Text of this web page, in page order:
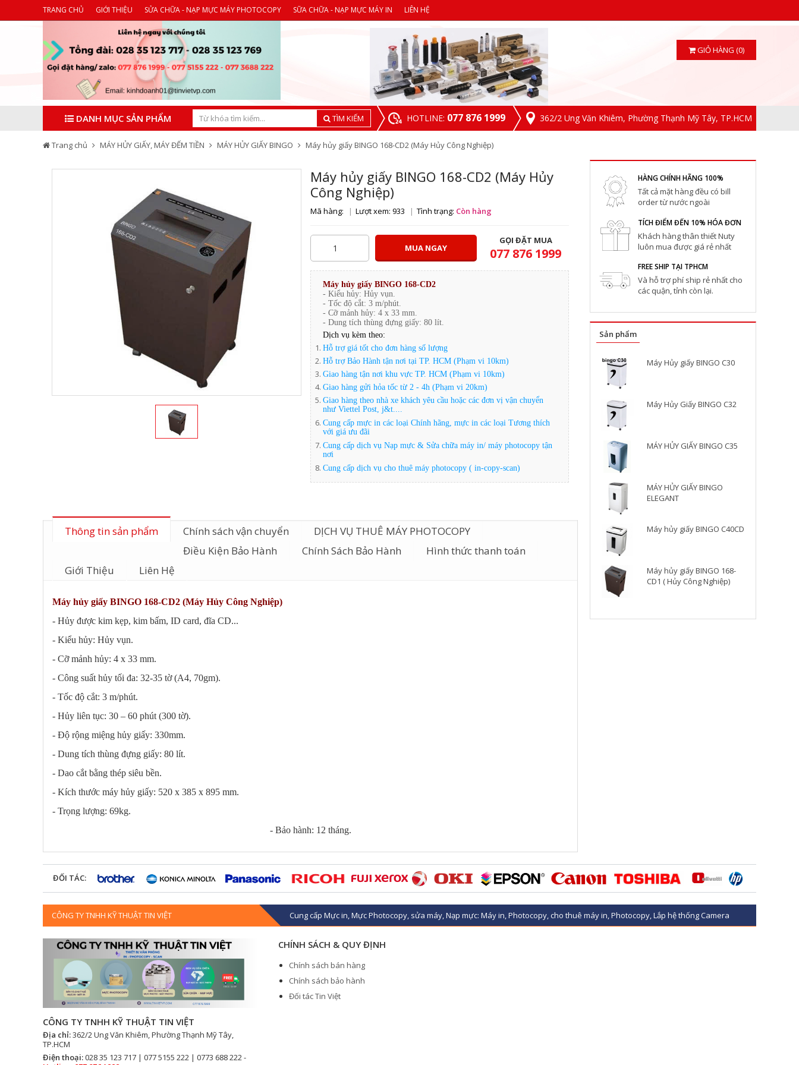
TRANG CHỦ GIỚI THIỆU SỬA CHỮA - NẠP MỰC MÁY PHOTOCOPY SỮA CHỮA - NẠP MỰC MÁY IN LIÊN HỆ
GIỎ HÀNG (0)
DANH MỤC SẢN PHẨM TÌM KIẾM HOTLINE: 077 876 1999 362/2 Ung Văn Khiêm, Phường Thạnh Mỹ Tây, TP.HCM
Trang chủ MÁY HỦY GIẤY, MÁY ĐẾM TIỀN MÁY HỦY GIẤY BINGO Máy hủy giấy BINGO 168-CD2 (Máy Hủy Công Nghiệp)
Máy hủy giấy BINGO 168-CD2 (Máy Hủy
Công Nghiệp)
Mã hàng: Lượt xem: 933 Tình trạng: Còn hàng
MUA NGAY
GỌI ĐẶT MUA
077 876 1999
Máy hủy giấy BINGO 168-CD2
- Kiểu hủy: Hủy vụn.
- Tốc độ cắt: 3 m/phút.
- Cỡ mảnh hủy: 4 x 33 mm.
- Dung tích thùng đựng giấy: 80 lít.
Dịch vụ kèm theo:
Hỗ trợ giá tốt cho đơn hàng số lượng
Hỗ trợ Bảo Hành tận nơi tại TP. HCM (Phạm vi 10km)
Giao hàng tận nơi khu vực TP. HCM (Phạm vi 10km)
Giao hàng gửi hỏa tốc từ 2 - 4h (Phạm vi 20km)
Giao hàng theo nhà xe khách yêu cầu hoặc các đơn vị vận chuyển
như Viettel Post, j&t....
Cung cấp mực in các loại Chính hãng, mực in các loại Tương thích
với giá ưu đãi
Cung cấp dịch vụ Nạp mực & Sửa chữa máy in/ máy photocopy tận
nơi
Cung cấp dịch vụ cho thuê máy photocopy ( in-copy-scan)
Thông tin sản phẩm Chính sách vận chuyển
DỊCH VỤ THUÊ MÁY PHOTOCOPY
Điều Kiện Bảo Hành
Chính Sách Bảo Hành
Hình thức thanh toán
Giới Thiệu
Liên Hệ
Máy hủy giấy BINGO 168-CD2 (Máy Hủy Công Nghiệp)
- Hủy được kim kẹp, kim bấm, ID card, đĩa CD...
- Kiểu hủy: Hủy vụn.
- Cỡ mảnh hủy: 4 x 33 mm.
- Công suất hủy tối đa: 32-35 tờ (A4, 70gm).
- Tốc độ cắt: 3 m/phút.
- Hủy liên tục: 30 – 60 phút (300 tờ).
- Độ rộng miệng hủy giấy: 330mm.
- Dung tích thùng đựng giấy: 80 lít.
- Dao cắt bằng thép siêu bền.
- Kích thước máy hủy giấy: 520 x 385 x 895 mm.
- Trọng lượng: 69kg.
- Bảo hành: 12 tháng.
HÀNG CHÍNH HÃNG 100%
Tất cả mặt hàng đều có bill
order từ nước ngoài
TÍCH ĐIỂM ĐẾN 10% HÓA ĐƠN
Khách hàng thân thiết Nuty
luôn mua được giá rẻ nhất
FREE SHIP TẠI TPHCM
Và hỗ trợ phí ship rẻ nhất cho
các quận, tỉnh còn lại.
Sản phẩm
Máy Hủy giấy BINGO C30
Máy Hủy Giấy BINGO C32
MÁY HỦY GIẤY BINGO C35
MÁY HỦY GIẤY BINGO
ELEGANT
Máy hủy giấy BINGO C40CD
Máy hủy giấy BINGO 168-
CD1 ( Hủy Công Nghiệp)
ĐỐI TÁC:
CÔNG TY TNHH KỸ THUẬT TIN VIỆT Cung cấp Mực in, Mực Photocopy, sửa máy, Nạp mực: Máy in, Photocopy, cho thuê máy in, Photocopy, Lắp hệ thống Camera
CÔNG TY TNHH KỸ THUẬT TIN VIỆT
Địa chỉ:362/2 Ung Văn Khiêm, Phường Thạnh Mỹ Tây,
TP.HCM
Điện thoại:028 35 123 717 | 077 5155 222 | 0773 688 222 -
CHÍNH SÁCH & QUY ĐỊNH
Chính sách bán hàng
Chính sách bảo hành
Đối tác Tin Việt